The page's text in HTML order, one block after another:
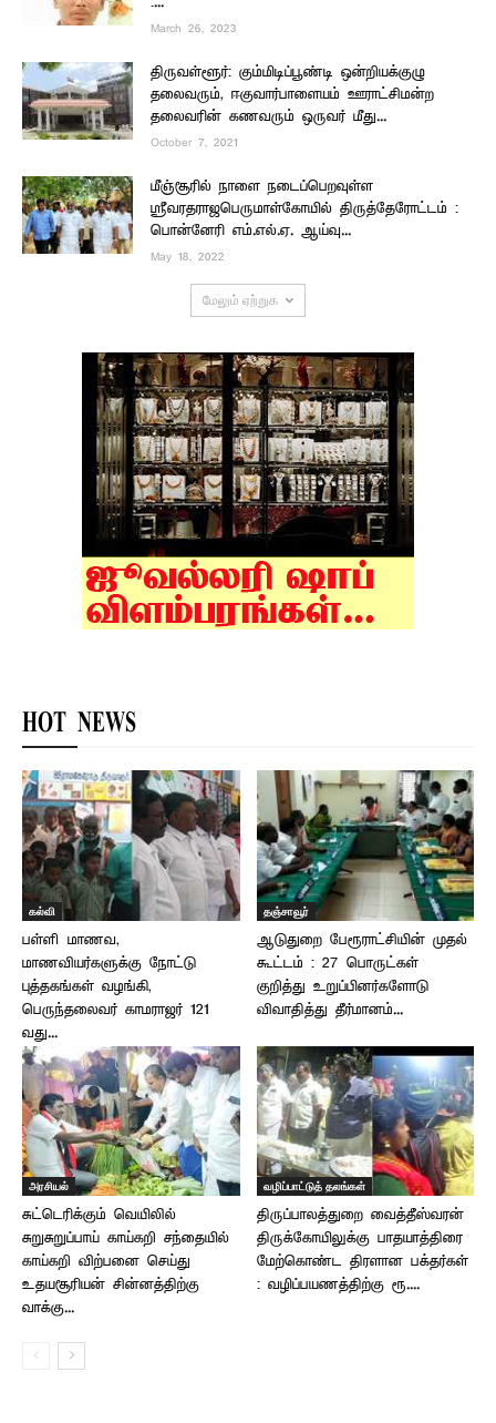
March 26, 2023
திருவள்ளூர்: கும்மிடிப்பூண்டி ஒன்றியக்குழு
தலைவரும், ஈகுவார்பாளையம் ஊராட்சிமன்ற
தலைவரின் கணவரும் ஒருவர் மீது...
October 7, 2021
மீஞ்சூரில் நாளை நடைப்பெறவுள்ள
ஸ்ரீவரதராஜபெருமாள்கோயில் திருத்தேரோட்டம் :
பொன்னேரி எம்.எல்.ஏ. ஆய்வு...
May 18, 2022
மேலும் ஏற்றுக
HOT NEWS
கல்வி
பள்ளி மாணவ,
மாணவியர்களுக்கு நோட்டு
புத்தகங்கள் வழங்கி,
பெருந்தலைவர் காமராஜர் 121
வது...
தஞ்சாவூர்
ஆடுதுறை பேரூராட்சியின் முதல்
கூட்டம் : 27 பொருட்கள்
குறித்து உறுப்பினர்களோடு
விவாதித்து தீர்மானம்...
அரசியல்
சுட்டெரிக்கும் வெயிலில்
சுறுசுறுப்பாய் காய்கறி சந்தையில்
காய்கறி விற்பனை செய்து
உதயசூரியன் சின்னத்திற்கு
வாக்கு...
வழிப்பாட்டுத் தலங்கள்
திருப்பாலத்துறை வைத்தீஸ்வரன்
திருக்கோயிலுக்கு பாதயாத்திரை
மேற்கொண்ட திரளான பக்தர்கள்
: வழிப்பயணத்திற்கு ரூ....